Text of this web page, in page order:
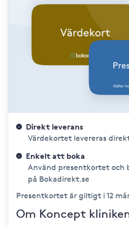
Direkt leverans
Värdekortet levereras
Enkelt att boka
Använd presentkortet och
på Bokadirekt.se
Presentkortet är giltigt i 12
Om Koncept